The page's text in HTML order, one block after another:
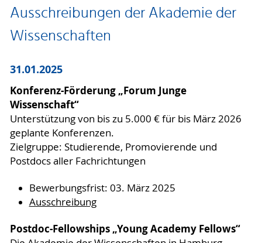
Ausschreibungen der Akademie der
Wissenschaften
31.01.2025
Konferenz-Förderung „Forum Junge
Wissenschaft“
Unterstützung von bis zu 5.000 € für bis März 2026
geplante Konferenzen.
Zielgruppe: Studierende, Promovierende und
Postdocs aller Fachrichtungen
Bewerbungsfrist: 03. März 2025
Ausschreibung
Postdoc-Fellowships „Young Academy Fellows“